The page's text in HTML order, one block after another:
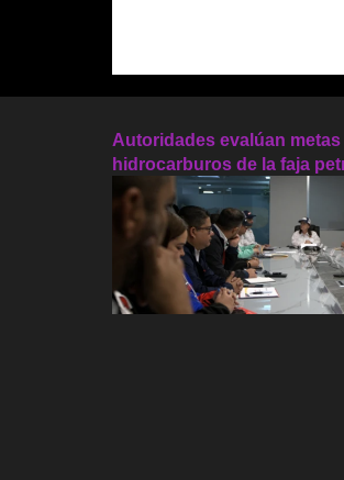
Autoridades evalúan
hidrocarburos de la faja